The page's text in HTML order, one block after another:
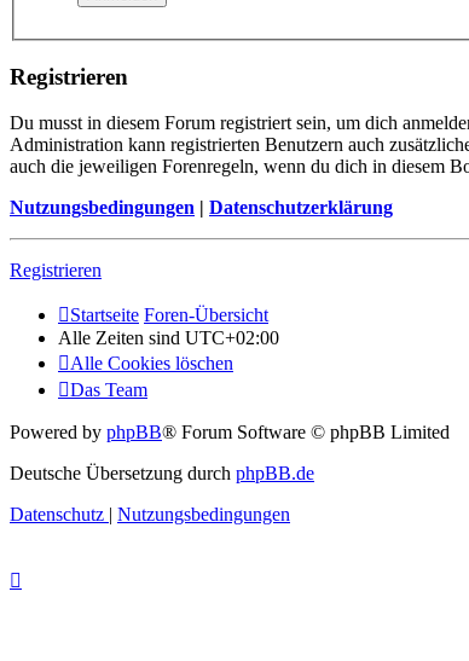
Registrieren
Du musst in diesem Forum registriert sein, um dich
Administration kann registrierten Benutzern auch
auch die jeweiligen Forenregeln, wenn du dich in diesem
Nutzungsbedingungen | Datenschutzerklärung
Registrieren
Startseite Foren-Übersicht
Alle Zeiten sind UTC+02:00
Alle Cookies löschen
Das Team
Powered by phpBB® Forum Software © phpBB Limited
Deutsche Übersetzung durch phpBB.de
Datenschutz | Nutzungsbedingungen